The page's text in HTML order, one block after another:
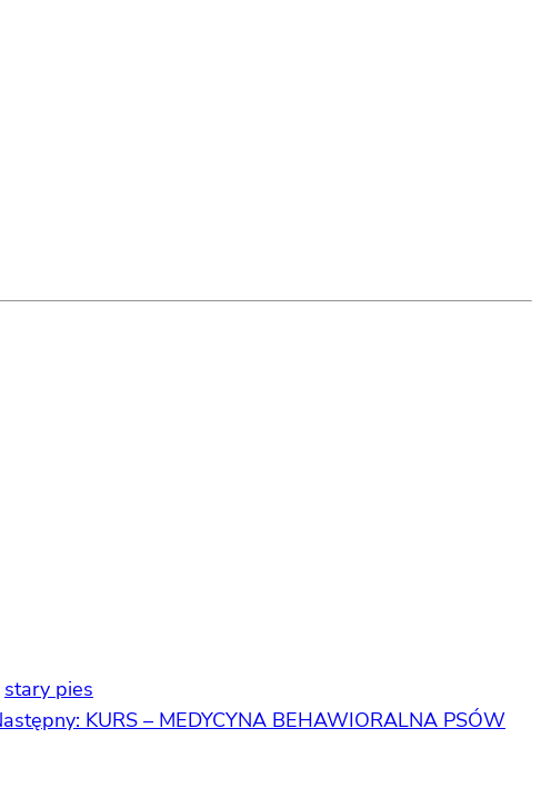
stary pies
KURS – MEDYCYNA BEHAWIORALNA PSÓW